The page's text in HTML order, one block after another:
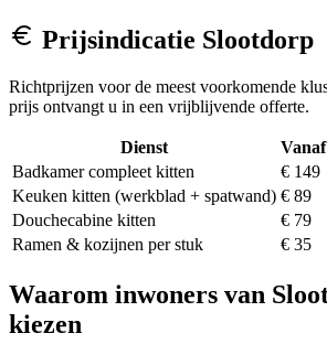
Prijsindicatie Slootdorp
Richtprijzen voor de meest voorkomende
prijs ontvangt u in een vrijblijvende offerte.
Dienst
Vanaf
Badkamer compleet kitten
€ 149
Keuken kitten (werkblad + spatwand) € 89
Douchecabine kitten
€ 79
Ramen & kozijnen per stuk
€ 35
Waarom inwoners van
kiezen